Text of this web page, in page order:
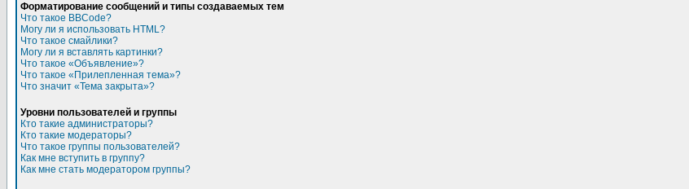
Форматирование сообщений и типы создаваемых тем
Что такое BBCode?
Могу ли я использовать HTML?
Что такое смайлики?
Могу ли я вставлять картинки?
Что такое «Объявление»?
Что такое «Прилепленная тема»?
Что значит «Тема закрыта»?
Уровни пользователей и группы
Кто такие администраторы?
Кто такие модераторы?
Что такое группы пользователей?
Как мне вступить в группу?
Как мне стать модератором группы?